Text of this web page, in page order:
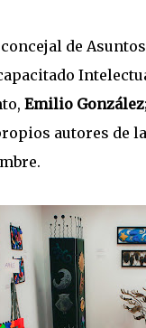
de
Emilio González
autores de